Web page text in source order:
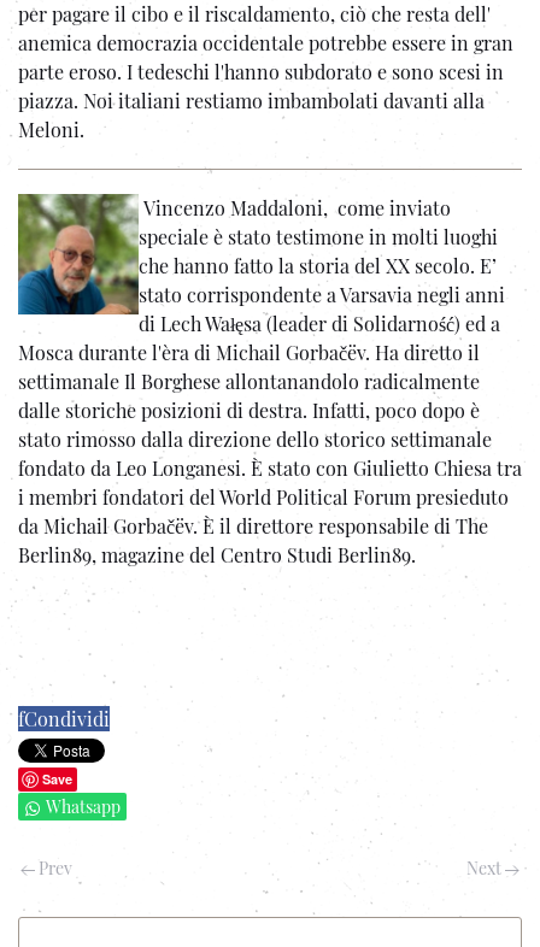
per pagare il cibo e il riscaldamento, ciò che resta dell'
anemica democrazia occidentale potrebbe essere in gran
parte eroso. I tedeschi l'hanno subdorato e sono scesi in
piazza. Noi italiani restiamo imbambolati davanti alla
Meloni.
Vincenzo Maddaloni, come inviato
speciale è stato testimone in molti luoghi
che hanno fatto la storia del XX secolo. E’
stato corrispondente a Varsavia negli anni
di Lech Wałęsa (leader di Solidarność) ed a
Mosca durante l'èra di Michail Gorbačëv. Ha diretto il
settimanale Il Borghese allontanandolo radicalmente
dalle storiche posizioni di destra. Infatti, poco dopo è
stato rimosso dalla direzione dello storico settimanale
fondato da Leo Longanesi. È stato con Giulietto Chiesa tra
i membri fondatori del World Political Forum presieduto
da Michail Gorbačëv. È il direttore responsabile di The
Berlin89, magazine del Centro Studi Berlin89.
fCondividi
Save
Whatsapp
Prev Next